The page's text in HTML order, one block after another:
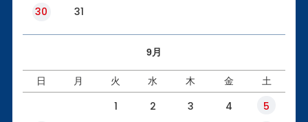
30
31
9月
日 月 火 水 木 金 土
1 2 3 4
5